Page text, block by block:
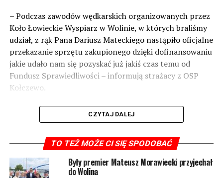
– Podczas zawodów wędkarskich organizowanych przez
Koło Łowieckie Wyspiarz w Wolinie, w których braliśmy
udział, z rąk PanaDariusz Mateckiego nastąpiło oficjalne
przekazanie sprzętu zakupionego dzięki dofinansowaniu
jakie udało nam się pozyskać już jakiś czas temu od
Fundusz Sprawiedliwości – informują strażacy z OSP
Kołczewo.
1674 odsłon
CZYTAJ DALEJ
TO TEŻ MOŻE CI SIĘ SPODOBAĆ
Były premier Mateusz Morawiecki przyjechał
do Wolina